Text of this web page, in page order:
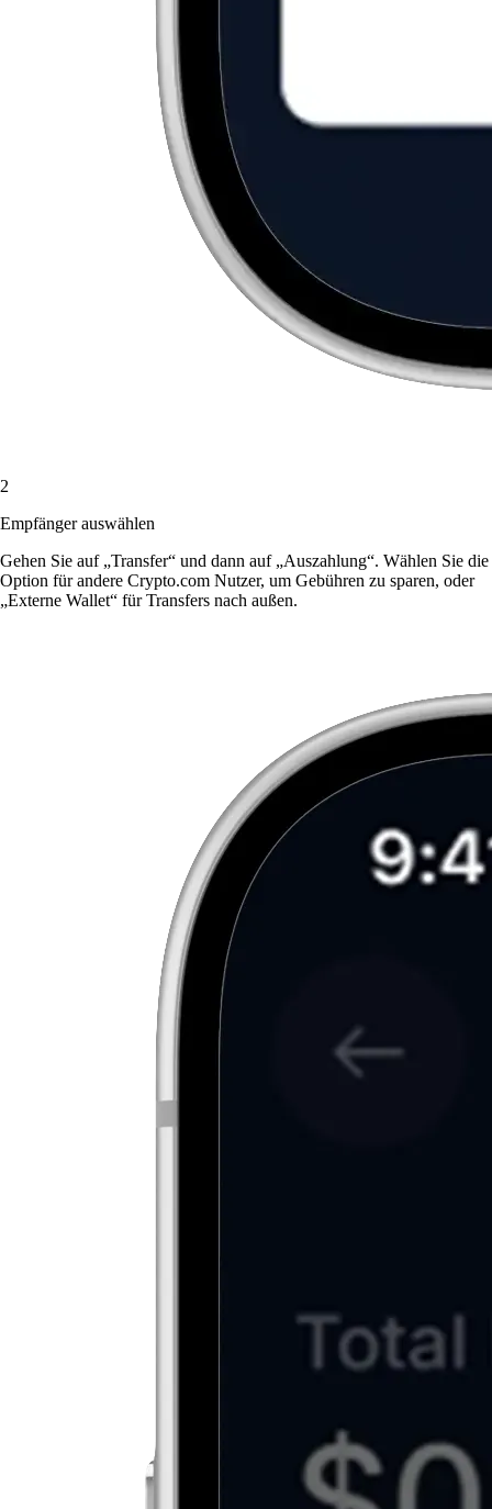
2
Empfänger auswählen
Gehen Sie auf „Transfer“ und dann auf „Auszahlung“. Wählen Sie die
Option für andere Crypto.com Nutzer, um Gebühren zu sparen, oder
„Externe Wallet“ für Transfers nach außen.